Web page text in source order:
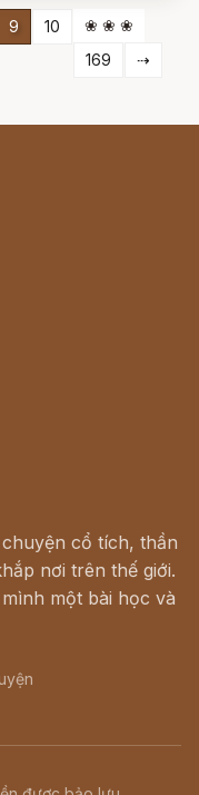
9 10
❀ ❀ ❀
169
⇢
cổ tích, thần
nơi trên thế giới.
một bài học và